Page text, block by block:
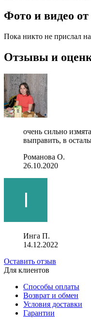
Фото и видео
Пока никто не прислал
Отзывы и
очень сильно
выправить, в
Романова О.
26.10.2020
Инга П.
14.12.2022
Оставить отзыв
Для клиентов
Способы оплаты
Возврат и обмен
Условия доставки
Гарантии